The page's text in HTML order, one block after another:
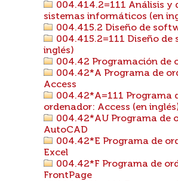
004.414.2=111 Análisis y
sistemas informáticos (en
004.415.2 Diseño de
004.415.2=111 Diseño de
inglés)
004.42 Programación de
004.42*A Programa de
Access
004.42*A=111 Programa
ordenador: Access (en
004.42*AU Programa de
AutoCAD
004.42*E Programa de
Excel
004.42*F Programa de
FrontPage